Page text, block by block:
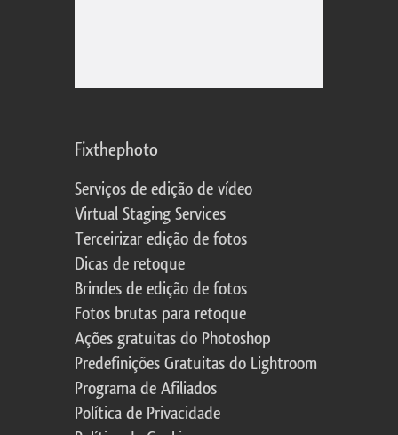
Fixthephoto
Serviços de edição de vídeo
Virtual Staging Services
Terceirizar edição de fotos
Dicas de retoque
Brindes de edição de fotos
Fotos brutas para retoque
Ações gratuitas do Photoshop
Predefinições Gratuitas do Lightroom
Programa de Afiliados
Política de Privacidade